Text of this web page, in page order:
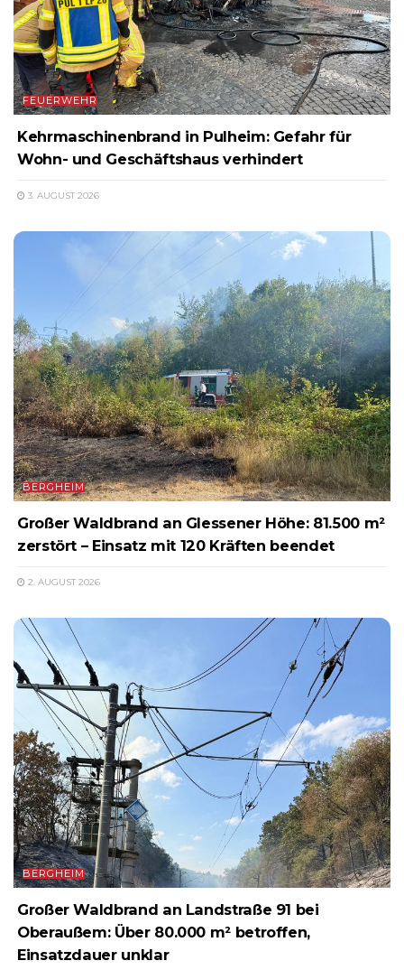
FEUERWEHR
Kehrmaschinenbrand in Pulheim: Gefahr für
Wohn- und Geschäftshaus verhindert
3. AUGUST 2026
BERGHEIM
Großer Waldbrand an Glessener Höhe: 81.500 m²
zerstört – Einsatz mit 120 Kräften beendet
2. AUGUST 2026
BERGHEIM
Großer Waldbrand an Landstraße 91 bei
Oberaußem: Über 80.000 m² betroffen,
Einsatzdauer unklar